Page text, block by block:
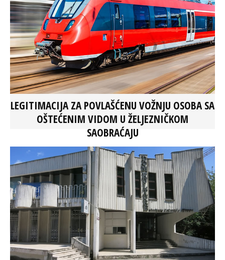
LEGITIMACIJA ZA POVLAŠĆENU VOŽNJU OSOBA SA
OŠTEĆENIM VIDOM U ŽELJEZNIČKOM
SAOBRAĆAJU